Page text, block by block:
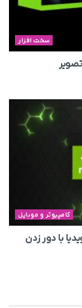
سخت افزار
کامپیوتر و موبایل
با دور زدن